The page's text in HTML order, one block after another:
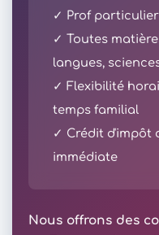
✓ Prof
✓ Toutes
langues,
✓ Flexibilité
temps familial
✓ Crédit d'impôt
immédiate
Nous offrons des